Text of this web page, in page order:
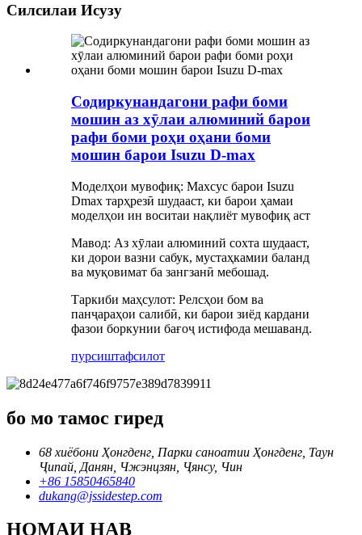
Силсилаи Исузу
Содиркунандагони рафи боми
мошин аз хӯлаи алюминий барои
рафи боми роҳи оҳани боми
мошин барои Isuzu D-max
Моделҳои мувофиқ: Махсус барои Isuzu
Dmax тарҳрезӣ шудааст, ки барои ҳамаи
моделҳои ин воситаи нақлиёт мувофиқ аст
Мавод: Аз хӯлаи алюминий сохта шудааст,
ки дорои вазни сабук, мустаҳкамии баланд
ва муқовимат ба зангзанӣ мебошад.
Таркиби маҳсулот: Релсҳои бом ва
панҷараҳои салибӣ, ки барои зиёд кардани
фазои боркунии бағоҷ истифода мешаванд.
пурсиштафсилот
бо мо тамос гиред
68 хиёбони Ҳонгденг, Парки саноатии Ҳонгденг, Таун
Ҷипай, Данян, Чжэнцзян, Ҷянсу, Чин
+86 15850465840
dukang@jssidestep.com
НОМАИ НАВ